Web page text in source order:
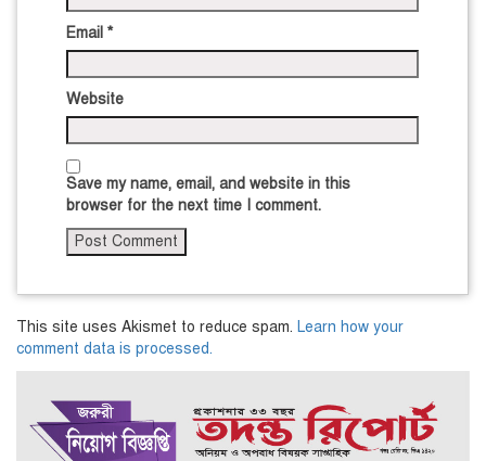
Email *
Website
Save my name, email, and website in this
browser for the next time I comment.
This site uses Akismet to reduce spam. Learn how your
comment data is processed.